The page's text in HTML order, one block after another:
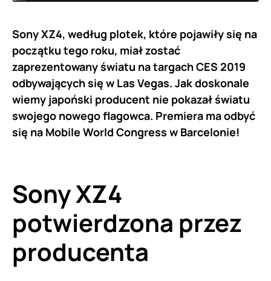
Sony XZ4, według plotek, które pojawiły się na
początku tego roku, miał zostać
zaprezentowany światu na targach CES 2019
odbywających się w Las Vegas. Jak doskonale
wiemy japoński producent nie pokazał światu
swojego nowego flagowca. Premiera ma odbyć
się na Mobile World Congress w Barcelonie!
SonyXZ4
potwierdzona przez
producenta